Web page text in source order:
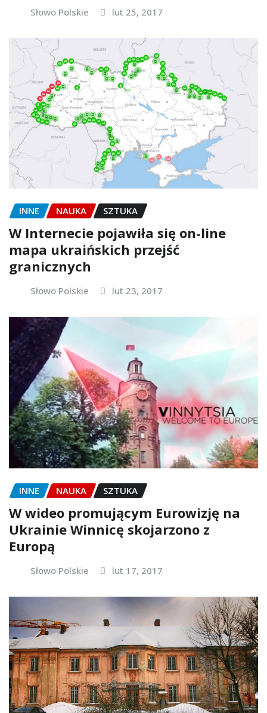
Słowo Polskie lut 25, 2017
INNE NAUKA SZTUKA
W Internecie pojawiła się on-line
mapa ukraińskich przejść
granicznych
Słowo Polskie lut 23, 2017
INNE NAUKA SZTUKA
W wideo promującym Eurowizję na
Ukrainie Winnicę skojarzono z
Europą
Słowo Polskie lut 17, 2017